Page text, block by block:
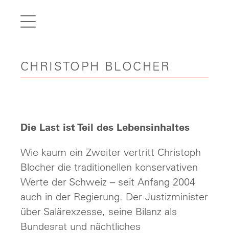
CHRISTOPH BLOCHER
en
Home
Carreer
Contact
Die Last ist Teil des Lebensinhaltes
Wie kaum ein Zweiter vertritt Christoph
Blocher die traditionellen konservativen
Werte der Schweiz – seit Anfang 2004
auch in der Regierung. Der Justizminister
über Salärexzesse, seine Bilanz als
Bundesrat und nächtliches